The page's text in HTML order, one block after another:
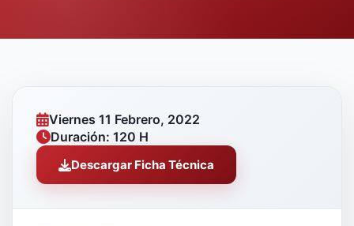
Viernes 11 Febrero, 2022
Duración: 120 H
Descargar Ficha Técnica